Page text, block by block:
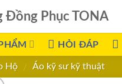
Đồng Phục TONA
HỎI ĐÁP
Hộ / Áo kỹ sư kỹ thuật